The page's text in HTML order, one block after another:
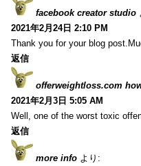
facebook creator studio
2021年2月24日 2:10 PM
Thank you for your blog
返信
offerweightloss.com
2021年2月3日 5:05 AM
Well, one of the worst toxic
返信
more info より: